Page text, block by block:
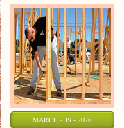
NA
WAKACJE
MARCH - 19 - 2026